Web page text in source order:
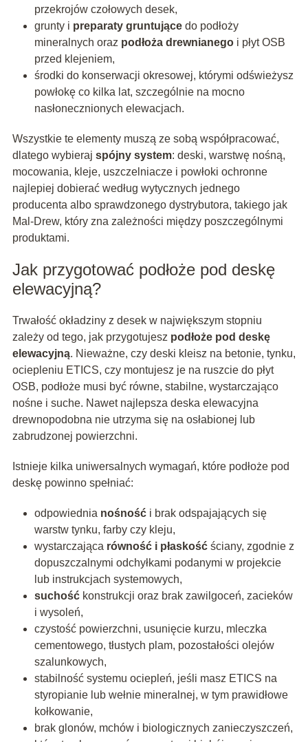
przekrojów czołowych desek,
grunty i preparaty gruntującedo podłoży
mineralnych oraz podłoża drewnianegoi płyt OSB
przed klejeniem,
środki do konserwacji okresowej, którymi odświeżysz
powłokę co kilka lat, szczególnie na mocno
nasłonecznionych elewacjach.
Wszystkie te elementy muszą ze sobą współpracować,
dlatego wybieraj spójny system: deski, warstwę nośną,
mocowania, kleje, uszczelniacze i powłoki ochronne
najlepiej dobierać według wytycznych jednego
producenta albo sprawdzonego dystrybutora, takiego jak
Mal-Drew, który zna zależności między poszczególnymi
produktami.
Jak przygotować podłoże pod deskę
elewacyjną?
Trwałość okładziny z desek w największym stopniu
zależy od tego, jak przygotujesz podłoże pod deskę
elewacyjną. Nieważne, czy deski kleisz na betonie, tynku,
ociepleniu ETICS, czy montujesz je na ruszcie do płyt
OSB, podłoże musi być równe, stabilne, wystarczająco
nośne i suche. Nawet najlepsza deska elewacyjna
drewnopodobna nie utrzyma się na osłabionej lub
zabrudzonej powierzchni.
Istnieje kilka uniwersalnych wymagań, które podłoże pod
deskę powinno spełniać:
odpowiednia nośnośći brak odspajających się
warstw tynku, farby czy kleju,
wystarczająca równość i płaskośćściany, zgodnie z
dopuszczalnymi odchyłkami podanymi w projekcie
lub instrukcjach systemowych,
suchośćkonstrukcji oraz brak zawilgoceń, zacieków
i wysoleń,
czystość powierzchni, usunięcie kurzu, mleczka
cementowego, tłustych plam, pozostałości olejów
szalunkowych,
stabilność systemu ociepleń, jeśli masz ETICS na
styropianie lub wełnie mineralnej, w tym prawidłowe
kołkowanie,
brak glonów, mchów i biologicznych zanieczyszczeń,